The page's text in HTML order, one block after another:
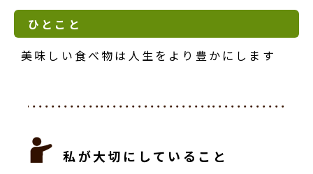
ひとこと
美味しい食べ物は人生をより豊かにします
私が大切にしていること